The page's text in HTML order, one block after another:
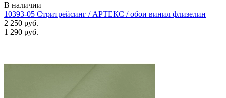
В наличии
10393-05 Стритрейсинг / АРТЕКС / обои винил флизелин
2 250 руб.
1 290 руб.